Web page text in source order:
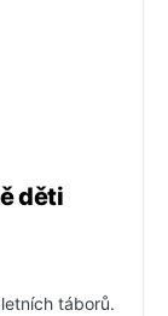
děti
táborů.